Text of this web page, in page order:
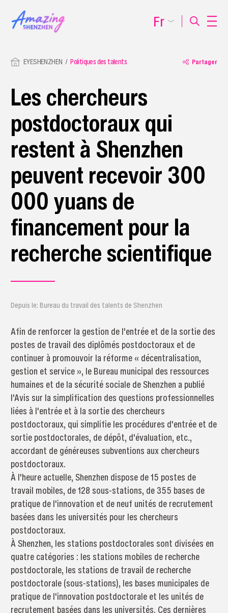
EYESHENZHEN Politiques des talents Partager
Les chercheurs
postdoctoraux qui
restent à Shenzhen
peuvent recevoir 300
000 yuans de
financement pour la
recherche scientifique
Depuis le: Bureau du travail des talents de Shenzhen
Afin de renforcer la gestion de l'entrée et de la sortie des
postes de travail des diplômés postdoctoraux et de
continuer à promouvoir la réforme « décentralisation,
gestion et service », le Bureau municipal des ressources
humaines et de la sécurité sociale de Shenzhen a publié
l'Avis sur la simplification des questions professionnelles
liées à l'entrée et à la sortie des chercheurs
postdoctoraux, qui simplifie les procédures d'entrée et de
sortie postdoctorales, de dépôt, d'évaluation, etc.,
accordant de généreuses subventions aux chercheurs
postdoctoraux.
À l'heure actuelle, Shenzhen dispose de 15 postes de
travail mobiles, de 128 sous-stations, de 355 bases de
pratique de l'innovation et de neuf unités de recrutement
basées dans les universités pour les chercheurs
postdoctoraux.
À Shenzhen, les stations postdoctorales sont divisées en
quatre catégories : les stations mobiles de recherche
postdoctorale, les stations de travail de recherche
postdoctorale (sous-stations), les bases municipales de
pratique de l'innovation postdoctorale et les unités de
recrutement basées dans les universités. Ces dernières
Fr